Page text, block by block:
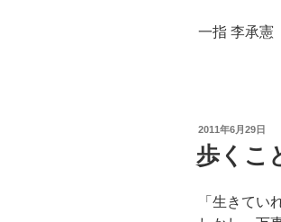
一指 李承憲
投
日:
2011年6月29日
歩くこ
「生きてい